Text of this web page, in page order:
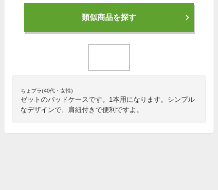
類似商品を探す
ちょプラ(40代・女性)
ゼットのバッドケースです。1本用になります。シンプル
なデザインで、肩紐付きで便利ですよ。